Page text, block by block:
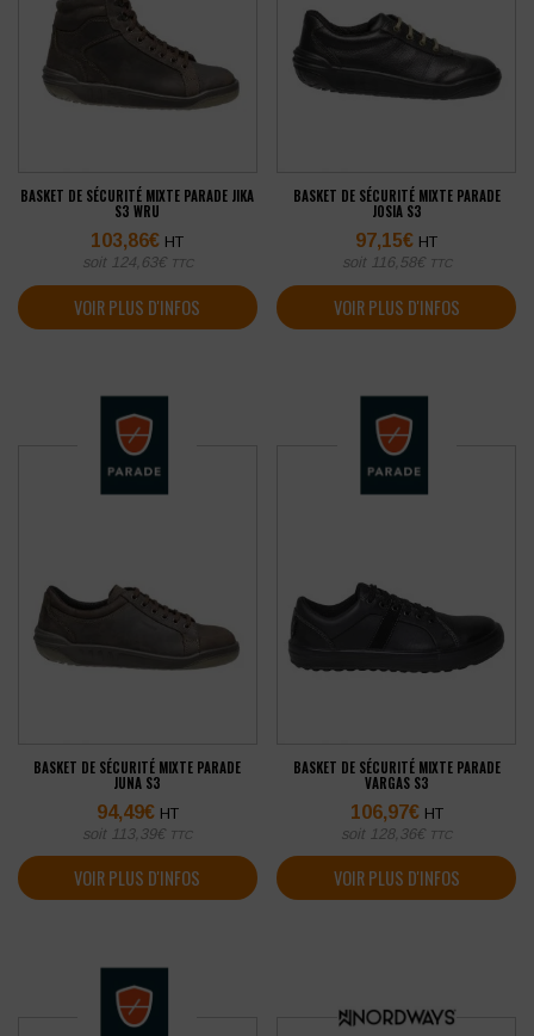
BASKET DE SÉCURITÉ MIXTE PARADE JIKA
S3 WRU
103,86€ HT
soit 124,63€ TTC
VOIR PLUS D'INFOS
BASKET DE SÉCURITÉ MIXTE PARADE
JOSIA S3
97,15€ HT
soit 116,58€ TTC
VOIR PLUS D'INFOS
BASKET DE SÉCURITÉ MIXTE PARADE
JUNA S3
94,49€ HT
soit 113,39€ TTC
VOIR PLUS D'INFOS
BASKET DE SÉCURITÉ MIXTE PARADE
VARGAS S3
106,97€ HT
soit 128,36€ TTC
VOIR PLUS D'INFOS